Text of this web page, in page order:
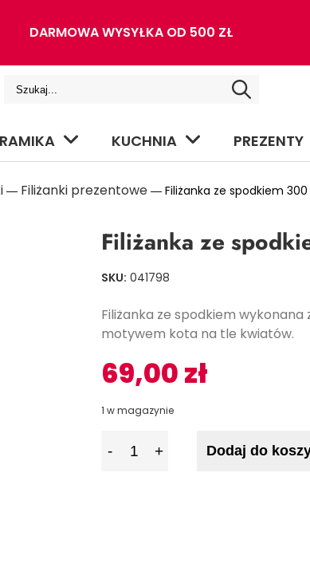
DARMOWA WYSYŁKA OD 500 ZŁ
KUCHNIA PREZENTY
― Filiżanki prezentowe ― Filiżanka ze spodkiem
Filiżanka ze
SKU: 041798
Filiżanka ze spodkiem
motywem kota na tle kwiatów.
69,00zł
1 w magazynie
Dodaj do